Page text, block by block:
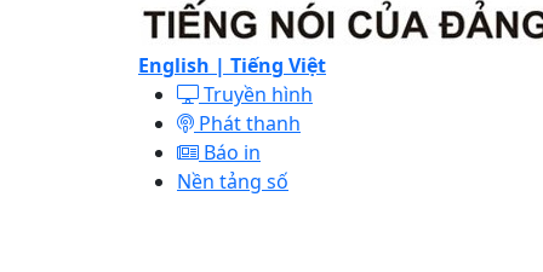
English | Tiếng Việt
Truyền hình
Phát thanh
Báo in
Nền tảng số